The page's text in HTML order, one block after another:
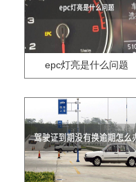
epc灯亮是什么问题